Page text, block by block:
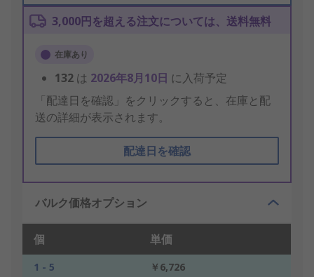
3,000円を超える注文については、送料無料
在庫あり
132 は 2026年8月10日 に入荷予定
「配達日を確認」をクリックすると、在庫と配
送の詳細が表示されます。
配達日を確認
バルク価格オプション
個 単価
1 - 5
￥6,726